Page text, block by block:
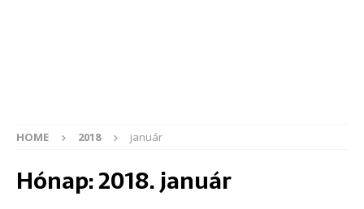
HOME 2018 január
Hónap:2018. január